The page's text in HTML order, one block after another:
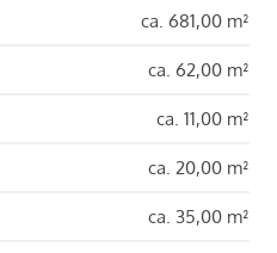
ca. 681,00 m²
ca. 62,00 m²
ca. 11,00 m²
ca. 20,00 m²
ca. 35,00 m²